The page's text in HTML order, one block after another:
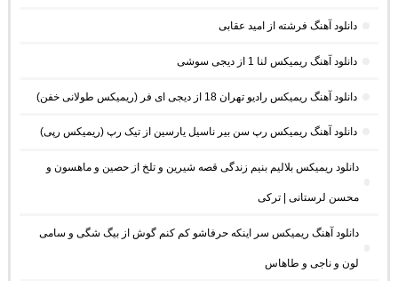
دانلود آهنگ فرشته از امید عقابی
دانلود آهنگ ریمیکس لنا 1 از دیجی سوشی
دانلود آهنگ ریمیکس رادیو تهران 18 از دیجی ای فر (ریمیکس طولانی خفن)
دانلود آهنگ ریمیکس رپ سن بیر ناسیل یارسین از تیک رپ (ریمیکس رپی)
دانلود ریمیکس بلالیم بنیم زندگی قصه شیرین و تلخ از حصین و ماهسون و
محسن لرستانی | ترکی
دانلود آهنگ ریمیکس سر اینکه حرفاشو کم کنم گوش از بیگ شگی و سامی
لون و ناجی و طاهاس